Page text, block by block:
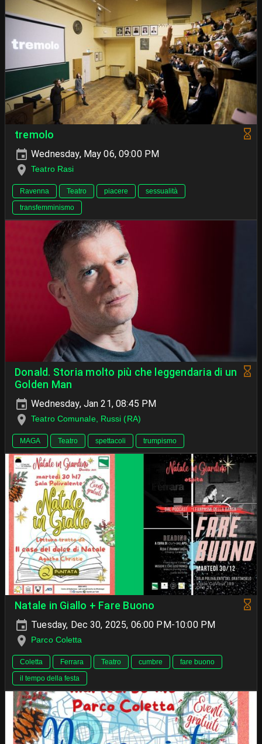
tremolo
Wednesday, May 06, 09:00 PM
Teatro Rasi
Ravenna Teatro piacere
sessualità
transfemminismo
Donald. Storia molto più che leggendaria di un
Golden Man
Wednesday, Jan 21, 08:45 PM
Teatro Comunale, Russi (RA)
MAGA Teatro spettacoli trumpismo
Natale in Giallo + Fare Buono
Tuesday, Dec 30, 2025, 06:00 PM-10:00 PM
Parco Coletta
Coletta Ferrara Teatro cumbre
fare buono
il tempo della festa